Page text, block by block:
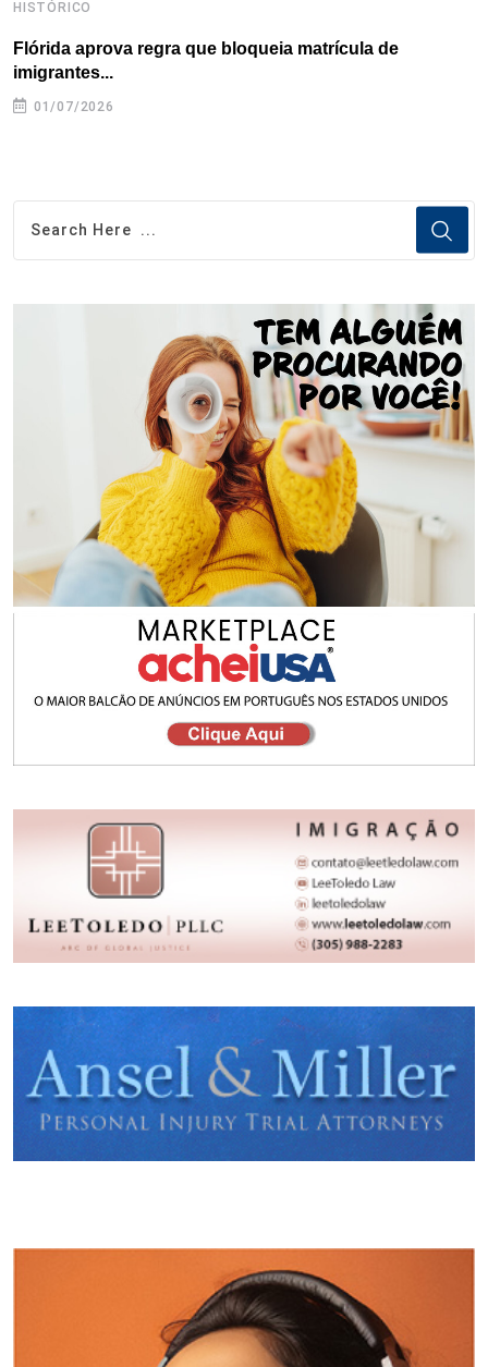
HISTÓRICO
Flórida aprova regra que bloqueia matrícula de
imigrantes...
01/07/2026